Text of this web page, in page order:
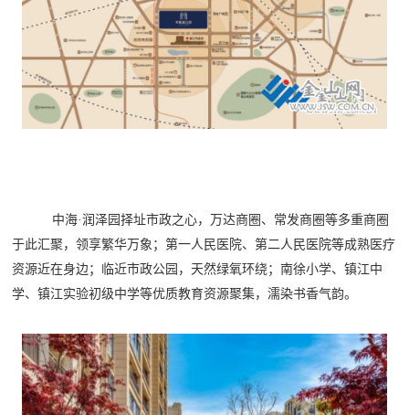
中海·润泽园择址市政之心，万达商圈、常发商圈等多重商圈
于此汇聚，领享繁华万象；第一人民医院、第二人民医院等成熟医疗
资源近在身边；临近市政公园，天然绿氧环绕；南徐小学、镇江中
学、镇江实验初级中学等优质教育资源聚集，濡染书香气韵。